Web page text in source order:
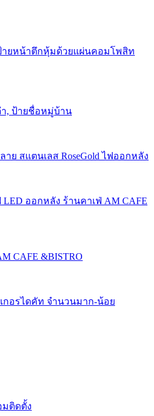
ายหน้าตึกหุ้มด้วยแผ่นคอมโพสิท
ำ, ป้ายชื่อหมู่บ้าน
าย สแตนเลส RoseGold ไฟออกหลัง
LED ออกหลัง ร้านคาเฟ่ AM CAFE
CAFE &BISTRO
กอรไดคัท จำนวนมาก-น้อย
มติดตั้ง